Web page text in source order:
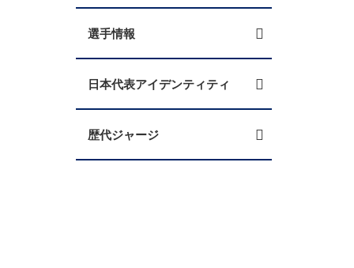
選手情報
日本代表アイデンティティ
歴代ジャージ